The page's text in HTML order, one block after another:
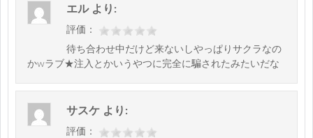
エル より:
評価：
待ち合わせ中だけど来ないしやっぱりサクラなの
かwラブ★注入とかいうやつに完全に騙されたみたいだな
サスケ より:
評価：